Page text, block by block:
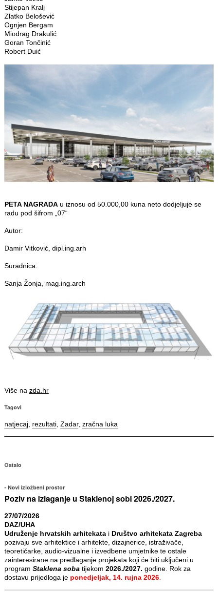
Stijepan Kralj
Zlatko Belošević
Ognjen Bergam
Miodrag Drakulić
Goran Tončinić
Robert Duić
PETA NAGRADAu iznosu od 50.000,00 kuna neto dodjeljuje se
radu pod šifrom „07“
Autor:
Damir Vitković, dipl.ing.arh
Suradnica:
Sanja Žonja, mag.ing.arch
Više na zda.hr
Tagovi
natjecaj, rezultati, Zadar, zračna luka
Ostalo
Novi izložbeni prostor
Poziv na izlaganje u Staklenoj sobi 2026./2027.
27/07/2026
DAZ/UHA
Udruženje hrvatskih arhitekatai Društvo arhitekata Zagreba
pozivaju sve arhitektice i arhitekte, dizajnerice, istraživače,
teoretičarke, audio-vizualne i izvedbene umjetnike te ostale
zainteresirane na predlaganje projekata koji će biti uključeni u
program Staklena soba tijekom 2026./2027. godine. Rok za
dostavu prijedloga je ponedjeljak, 14. rujna 2026.